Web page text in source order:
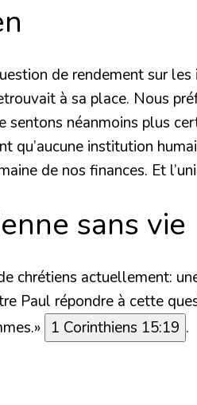
de rendement sur
à sa place. Nous
néanmoins plus
qu’aucune institution
de nos finances. Et
sans vie
chrétiens actuellement:
Paul répondre à cette
1 Corinthiens 15:19 .